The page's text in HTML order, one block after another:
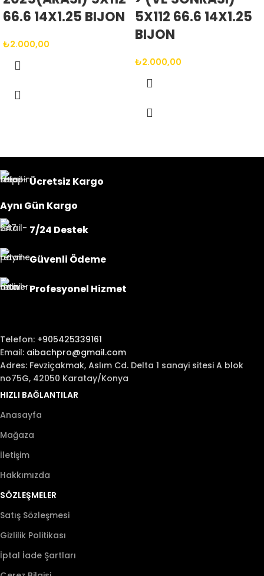
66.6 14X1.25 BIJON
₺2.000,00
5X112 66.6 14X1.25
BIJON
₺2.000,00
Ücretsiz Kargo
Aynı Gün Kargo
7/24 Destek
Güvenli Ödeme
Profesyonel Hizmet
Telefon: +905425339161
Email: aibachpro@gmail.com
Adres: Fevziçakmak, Aslım Cd. Delta 1 sanayi sitesi A blok
no75G, 42050 Karatay/Konya
HIZLI BAĞLANTILAR
Anasayfa
Mağaza
İletişim
Hakkımızda
SÖZLEŞMELER
Satış Sözleşmesi
Gizlilik Politikası
İptal İade Şartları